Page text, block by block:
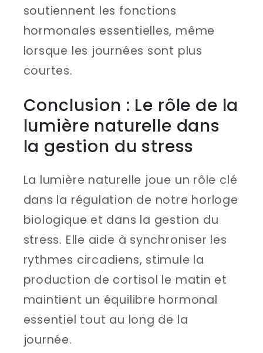
soutiennent les fonctions
hormonales essentielles, même
lorsque les journées sont plus
courtes.
Conclusion : Le rôle de la
lumière naturelle dans
la gestion du stress
La lumière naturelle joue un rôle clé
dans la régulation de notre horloge
biologique et dans la gestion du
stress. Elle aide à synchroniser les
rythmes circadiens, stimule la
production de cortisol le matin et
maintient un équilibre hormonal
essentiel tout au long de la
journée.